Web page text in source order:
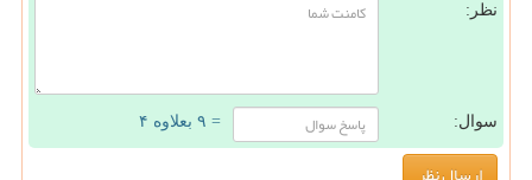
نظر:
سوال: = ۹ بعلاوه ۴